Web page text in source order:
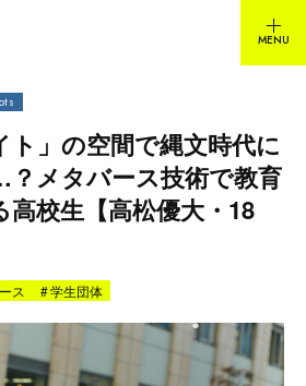
ト」の空間で縄文時代に
メタバース技術で教育
校生【高松優大・18
ス #学生団体